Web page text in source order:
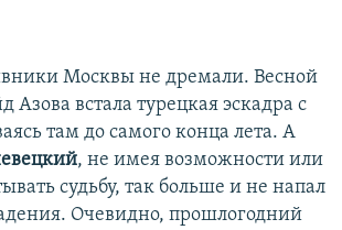
Москвы не дремали. Весной
Азова встала турецкая эскадра с
там до самого конца лета. А
, не имея возможности или
судьбу, так больше и не напал
Очевидно, прошлогодний